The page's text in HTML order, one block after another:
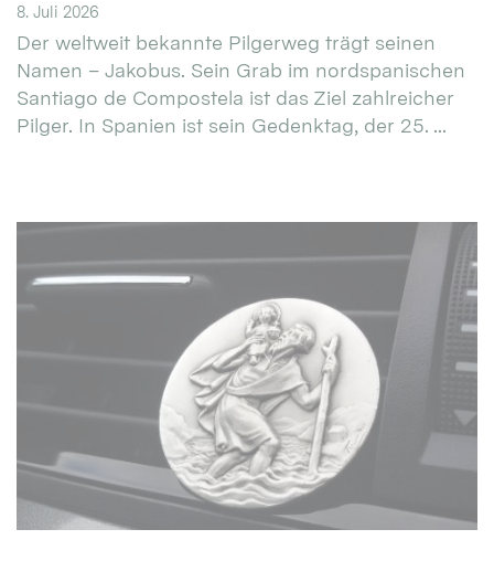
8. Juli 2026
Der weltweit bekannte Pilgerweg trägt seinen
Namen – Jakobus. Sein Grab im nordspanischen
Santiago de Compostela ist das Ziel zahlreicher
Pilger. In Spanien ist sein Gedenktag, der 25. ...